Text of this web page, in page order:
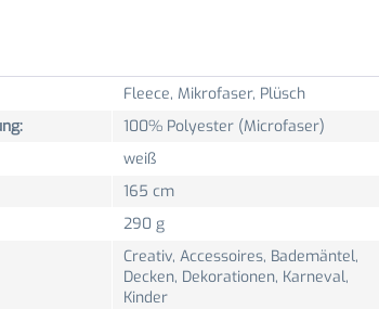
Fleece, Mikrofaser, Plüsch
100% Polyester (Microfaser)
weiß
165 cm
290 g
Creativ, Accessoires, Bademäntel,
Decken, Dekorationen, Karneval,
Kinder